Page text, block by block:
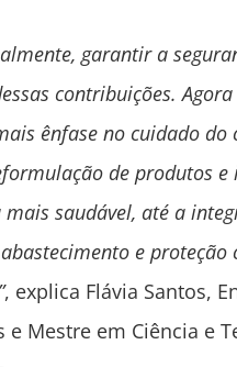
garantir a
contribuições.
ênfase no cuidado do
de produtos e
saudável, até a
e
, explica Flávia Santos,
e Mestre em Ciência e